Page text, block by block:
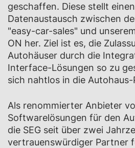
geschaffen. Diese stellt
Datenaustausch zwischen
"easy-car-sales" und
ON her. Ziel ist es, die
Autohäuser durch die
Interface-Lösungen so zu
sich nahtlos in die
Als renommierter Anbieter
Softwarelösungen für den
die SEG seit über zwei
vertrauenswürdiger Partner